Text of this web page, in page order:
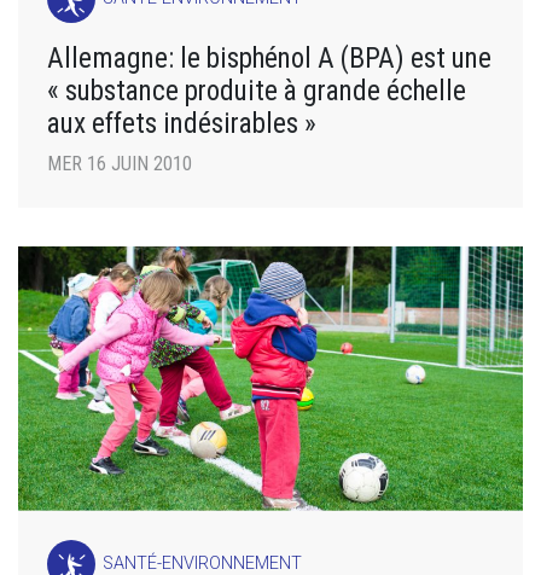
Allemagne: le bisphénol A (BPA) est une
« substance produite à grande échelle
aux effets indésirables »
MER 16 JUIN 2010
SANTÉ-ENVIRONNEMENT